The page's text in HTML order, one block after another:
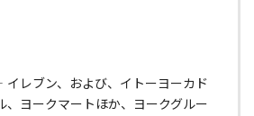
レブン、および、イトーヨーカド
、ヨークマートほか、ヨークグルー